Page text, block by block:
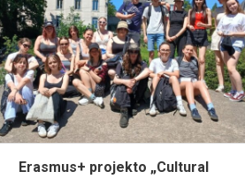
Erasmus+ projekto „Cultural